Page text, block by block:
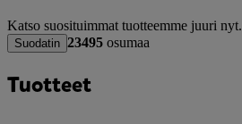
Katso suosituimmat tuotteemme juuri nyt.
Suodatin 23495 osumaa
Tuotteet